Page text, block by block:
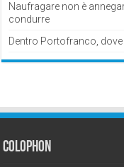
Naufragare non è
condurre
Dentro Portofranco,
Colophon